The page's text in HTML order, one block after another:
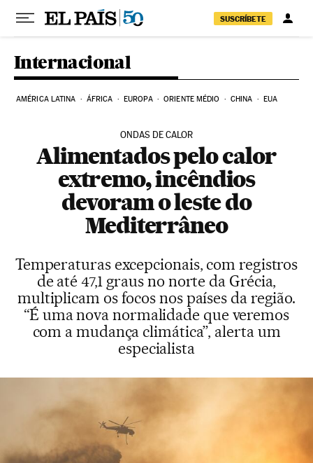
Pular para o conteúdo
SUSCRÍBETE
Internacional
AMÉRICA LATINA ÁFRICA EUROPA ORIENTE MÉDIO CHINA EUA
ONDAS DE CALOR
Alimentados pelo calor
extremo, incêndios
devoram o leste do
Mediterrâneo
Temperaturas excepcionais, com registros
de até 47,1 graus no norte da Grécia,
multiplicam os focos nos países da região.
“É uma nova normalidade que veremos
com a mudança climática”, alerta um
especialista